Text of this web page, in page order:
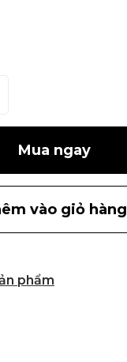
Mua ngay
vào giỏ hàng
phẩm